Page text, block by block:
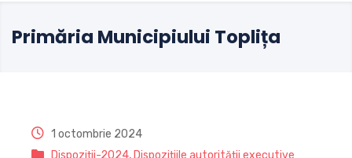
Primăria Municipiului Toplița
1 octombrie 2024
Dispoziții-2024, Dispozițiile autorității executive